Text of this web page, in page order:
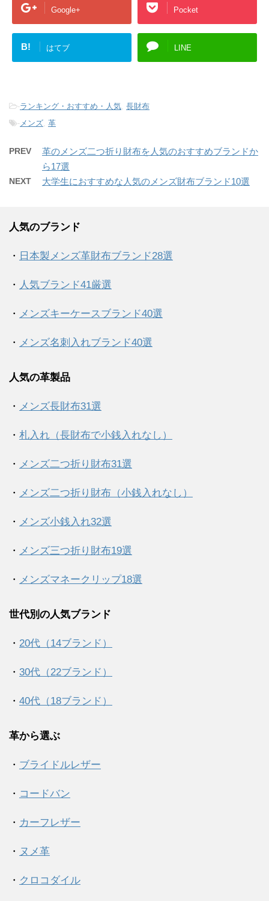
Google+ Pocket
B! はてブ LINE
-ランキング・おすすめ・人気, 長財布
-メンズ, 革
PREV
革のメンズ二つ折り財布を人気のおすすめブランドか
ら17選
NEXT 大学生におすすめな人気のメンズ財布ブランド10選
人気のブランド
・ 日本製メンズ革財布ブランド28選
・ 人気ブランド41厳選
・ メンズキーケースブランド40選
・ メンズ名刺入れブランド40選
人気の革製品
・ メンズ長財布31選
・ 札入れ（長財布で小銭入れなし）
・ メンズ二つ折り財布31選
・ メンズ二つ折り財布（小銭入れなし）
・ メンズ小銭入れ32選
・ メンズ三つ折り財布19選
・ メンズマネークリップ18選
世代別の人気ブランド
・ 20代（14ブランド）
・ 30代（22ブランド）
・ 40代（18ブランド）
革から選ぶ
・ ブライドルレザー
・ コードバン
・ カーフレザー
・ ヌメ革
・ クロコダイル